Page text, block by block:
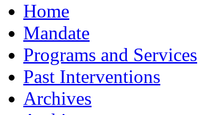
Home
Mandate
Programs and Services
Past Interventions
Archives